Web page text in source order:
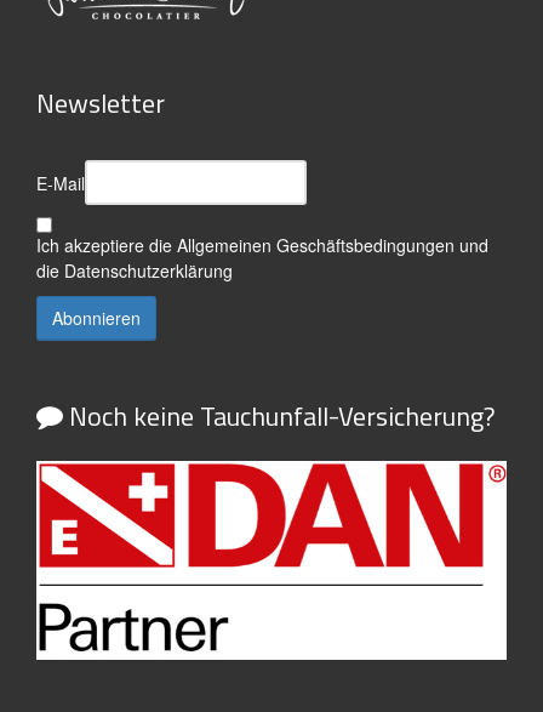
Newsletter
E-Mail
Ich akzeptiere die Allgemeinen Geschäftsbedingungen und
die Datenschutzerklärung
Noch keine Tauchunfall-Versicherung?